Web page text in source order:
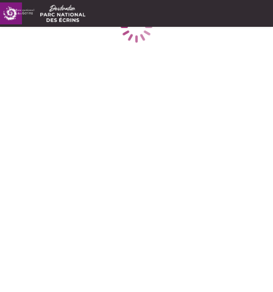
Caricamento